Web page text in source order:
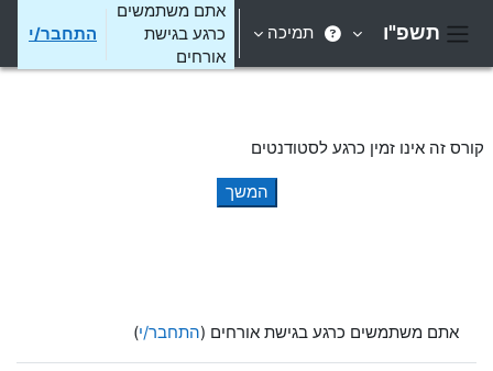
תשפ"ו תמיכה
אתם משתמשים
כרגע בגישת
אורחים
התחבר/י
קורס זה אינו זמין כרגע לסטודנטים
המשך
אתם משתמשים כרגע בגישת אורחים (התחבר/י)